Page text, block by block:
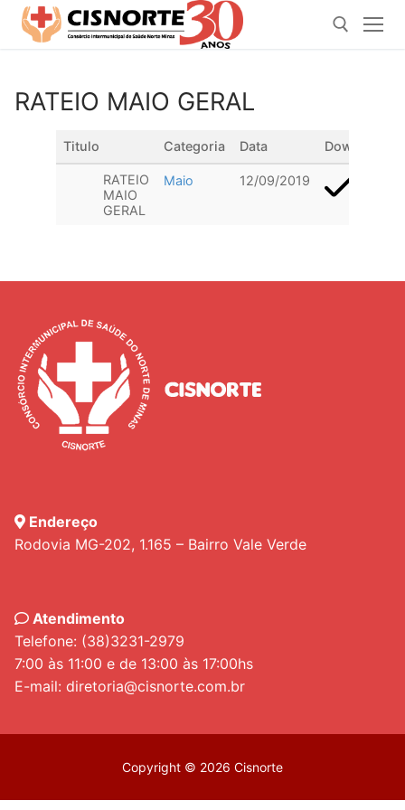
Pular
para
Pesquisar por:
RATEIO MAIO GERAL
Titulo Categoria Data Download
RATEIO
MAIO
GERAL
Maio 12/09/2019
Endereço
Rodovia MG-202, 1.165 – Bairro Vale Verde
Atendimento
Telefone: (38)3231-2979
7:00 às 11:00 e de 13:00 às 17:00hs
E-mail: diretoria@cisnorte.com.br
Copyright © 2026 Cisnorte